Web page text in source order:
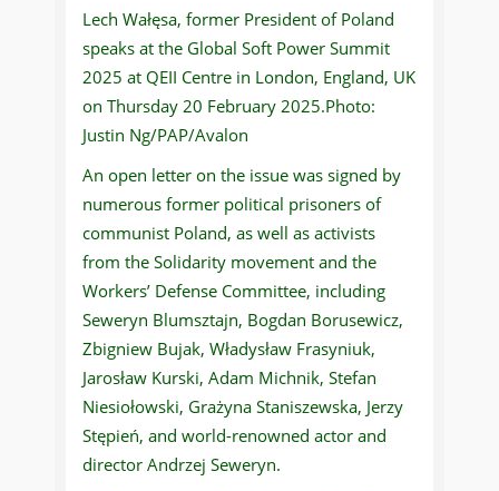
Lech Wałęsa, former President of Poland
speaks at the Global Soft Power Summit
2025 at QEII Centre in London, England, UK
on Thursday 20 February 2025.Photo:
Justin Ng/PAP/Avalon
An open letter on the issue was signed by
numerous former political prisoners of
communist Poland, as well as activists
from the Solidarity movement and the
Workers’ Defense Committee, including
Seweryn Blumsztajn, Bogdan Borusewicz,
Zbigniew Bujak, Władysław Frasyniuk,
Jarosław Kurski, Adam Michnik, Stefan
Niesiołowski, Grażyna Staniszewska, Jerzy
Stępień, and world-renowned actor and
director Andrzej Seweryn.